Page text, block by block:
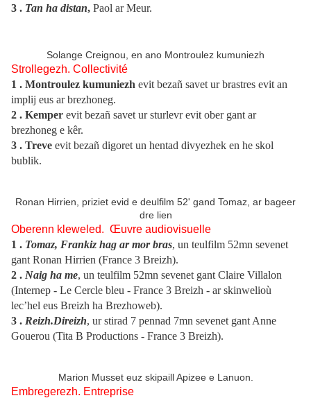
3 . Tan ha distan, Paol ar Meur.
Solange Creignou, en ano Montroulez kumuniezh
Strollegezh. Collectivité
1 . Montroulez kumuniezh evit bezañ savet ur brastres evit an
implij eus ar brezhoneg.
2 . Kemper evit bezañ savet ur sturlevr evit ober gant ar
brezhoneg e kêr.
3 . Treve evit bezañ digoret un hentad divyezhek en he skol
bublik.
Ronan Hirrien, priziet evid e deulfilm 52' gand Tomaz, ar bageer
dre lien
Oberenn kleweled. Œuvre audiovisuelle
1 . Tomaz, Frankiz hag ar mor bras, un teulfilm 52mn sevenet
gant Ronan Hirrien (France 3 Breizh).
2 . Naig ha me, un teulfilm 52mn sevenet gant Claire Villalon
(Internep - Le Cercle bleu - France 3 Breizh - ar skinwelioù
lec’hel eus Breizh ha Brezhoweb).
3 . Reizh.Direizh, ur stirad 7 pennad 7mn sevenet gant Anne
Gouerou (Tita B Productions - France 3 Breizh).
Marion Musset euz skipaill Apizee e Lanuon.
Embregerezh. Entreprise